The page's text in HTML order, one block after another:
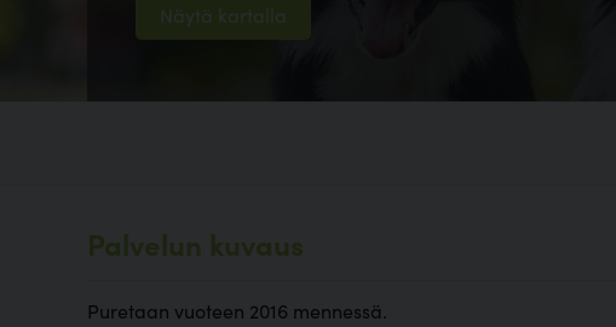
Näytä kartalla
Palvelun kuvaus
Puretaan vuoteen 2016 mennessä.